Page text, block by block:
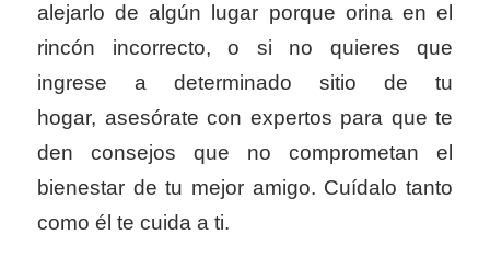
alejarlo de algún lugar porque orina en el
rincón incorrecto, o si no quieres que
ingrese a determinado sitio de tu
hogar, asesórate con expertos para que te
den consejos que no comprometan el
bienestar de tu mejor amigo. Cuídalo tanto
como él te cuida a ti.